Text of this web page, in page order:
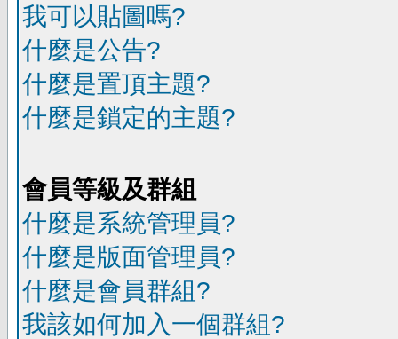
我可以貼圖嗎?
什麼是公告?
什麼是置頂主題?
什麼是鎖定的主題?
會員等級及群組
什麼是系統管理員?
什麼是版面管理員?
什麼是會員群組?
我該如何加入一個群組?